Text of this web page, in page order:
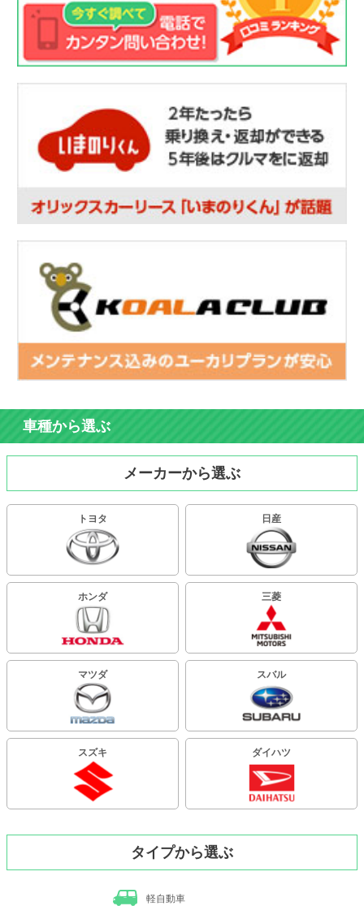
車種から選ぶ
メーカーから選ぶ
トヨタ 日産
ホンダ 三菱
マツダ スバル
スズキ ダイハツ
タイプから選ぶ
軽自動車